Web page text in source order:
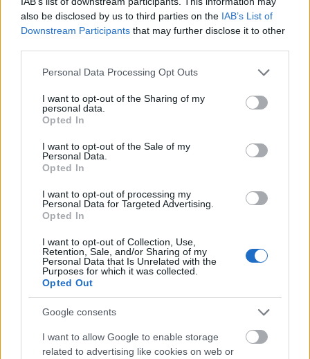
also be disclosed by us to third parties on the IAB’s List of
Downstream Participants that may further disclose it to other
Please note that this website/app uses one or more Google
not limited to your visit or usage behaviour. You may click to
grant or deny consent to Google and its third-party tags to
use your data for below specified purposes in below Google
consent section.
Personal Data Processing Opt Outs
I want to opt-out of the Sharing of my
personal data.
Opted In
I want to opt-out of the Sale of my
Personal Data.
Opted In
I want to opt-out of processing my
Personal Data for Targeted Advertising.
Opted In
I want to opt-out of Collection, Use,
Retention, Sale, and/or Sharing of my
Personal Data that Is Unrelated with the
Purposes for which it was collected.
Opted Out
Google consents
I want to allow Google to enable storage
related to advertising like cookies on web or
az alapanyagot, annyira, hogy sokszor a filmet
nézve alig lehet ráismerni az eredeti sztorira.
A Dűne ritka tünemény: mert ezt a sci-fi
szárnyai alá, aki azon volt, hogy olyan méltóan
csak lehet. Egy adaptáció persze attól, hogy hű
az alapanyaghoz, még nem lesz
automatikusan jó.
De pont azért, mert a készítők őszintén
rajongtak a témáért, amin dolgoztak, ez a
lelkesedés átjött a mozin is. Egy olyan
kiváló látványfilm született, amely bizony